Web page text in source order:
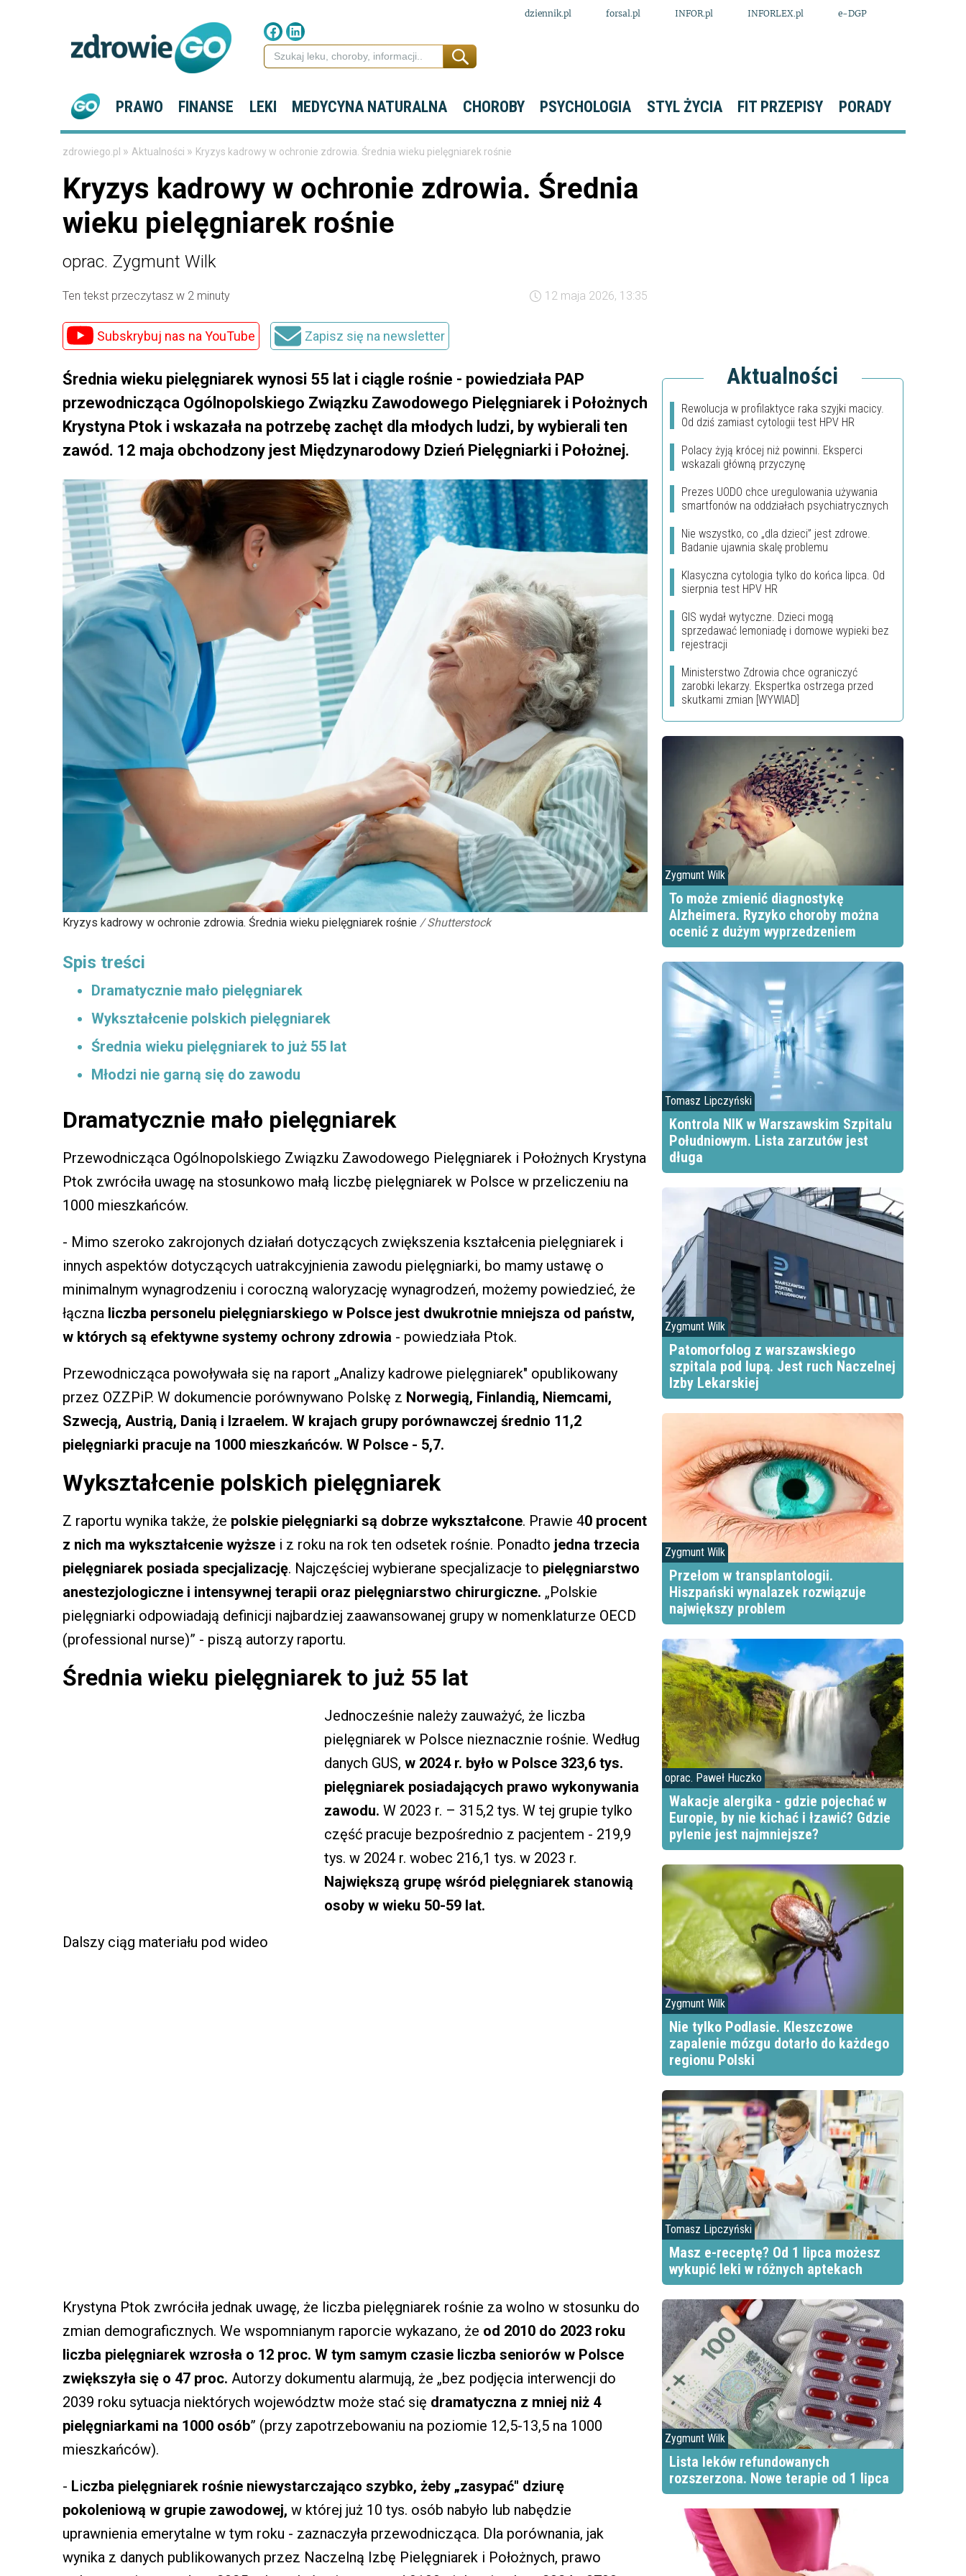
dziennik.pl forsal.pl INFOR.pl INFORLEX.pl e-DGP
PRAWO FINANSE LEKI MEDYCYNA NATURALNA CHOROBY PSYCHOLOGIA STYL ŻYCIA FIT PRZEPISY PORADY
zdrowiego.pl » Aktualności » Kryzys kadrowy w ochronie zdrowia. Średnia wieku pielęgniarek rośnie
Kryzys kadrowy w ochronie zdrowia. Średnia
wieku pielęgniarek rośnie
oprac. Zygmunt Wilk
Ten tekst przeczytasz w 2 minuty 12 maja 2026, 13:35
Subskrybuj nas na YouTube Zapisz się na newsletter
Średnia wieku pielęgniarek wynosi 55 lat i ciągle rośnie - powiedziała PAP
przewodnicząca Ogólnopolskiego Związku Zawodowego Pielęgniarek i Położnych
Krystyna Ptok i wskazała na potrzebę zachęt dla młodych ludzi, by wybierali ten
zawód. 12 maja obchodzony jest Międzynarodowy Dzień Pielęgniarki i Położnej.
Kryzys kadrowy w ochronie zdrowia. Średnia wieku pielęgniarek rośnie / Shutterstock
Spis treści
Dramatycznie mało pielęgniarek
Wykształcenie polskich pielęgniarek
Średnia wieku pielęgniarek to już 55 lat
Młodzi nie garną się do zawodu
Dramatycznie mało pielęgniarek
Przewodnicząca Ogólnopolskiego Związku Zawodowego Pielęgniarek i Położnych Krystyna
Ptok zwróciła uwagę na stosunkowo małą liczbę pielęgniarek w Polsce w przeliczeniu na
1000 mieszkańców.
- Mimo szeroko zakrojonych działań dotyczących zwiększenia kształcenia pielęgniarek i
innych aspektów dotyczących uatrakcyjnienia zawodu pielęgniarki, bo mamy ustawę o
minimalnym wynagrodzeniu i coroczną waloryzację wynagrodzeń, możemy powiedzieć, że
łączna liczba personelu pielęgniarskiego w Polsce jest dwukrotnie mniejsza od państw,
w których są efektywne systemy ochrony zdrowia - powiedziała Ptok.
Przewodnicząca powoływała się na raport „Analizy kadrowe pielęgniarek" opublikowany
przez OZZPiP. W dokumencie porównywano Polskę z Norwegią, Finlandią, Niemcami,
Szwecją, Austrią, Danią i Izraelem. W krajach grupy porównawczej średnio 11,2
pielęgniarki pracuje na 1000 mieszkańców. W Polsce - 5,7.
Wykształcenie polskich pielęgniarek
Z raportu wynika także, że polskie pielęgniarki są dobrze wykształcone. Prawie 40 procent
z nich ma wykształcenie wyższe i z roku na rok ten odsetek rośnie. Ponadto jedna trzecia
pielęgniarek posiada specjalizację. Najczęściej wybierane specjalizacje to pielęgniarstwo
anestezjologiczne i intensywnej terapii oraz pielęgniarstwo chirurgiczne. „Polskie
pielęgniarki odpowiadają definicji najbardziej zaawansowanej grupy w nomenklaturze OECD
(professional nurse)” - piszą autorzy raportu.
Średnia wieku pielęgniarek to już 55 lat
Jednocześnie należy zauważyć, że liczba
pielęgniarek w Polsce nieznacznie rośnie. Według
danych GUS, w 2024 r. było w Polsce 323,6 tys.
pielęgniarek posiadających prawo wykonywania
zawodu. W 2023 r. – 315,2 tys. W tej grupie tylko
część pracuje bezpośrednio z pacjentem - 219,9
tys. w 2024 r. wobec 216,1 tys. w 2023 r.
Największą grupę wśród pielęgniarek stanowią
osoby w wieku 50-59 lat.
Dalszy ciąg materiału pod wideo
Krystyna Ptok zwróciła jednak uwagę, że liczba pielęgniarek rośnie za wolno w stosunku do
zmian demograficznych. We wspomnianym raporcie wykazano, że od 2010 do 2023 roku
liczba pielęgniarek wzrosła o 12 proc. W tym samym czasie liczba seniorów w Polsce
zwiększyła się o 47 proc. Autorzy dokumentu alarmują, że „bez podjęcia interwencji do
2039 roku sytuacja niektórych województw może stać się dramatyczna z mniej niż 4
pielęgniarkami na 1000 osób” (przy zapotrzebowaniu na poziomie 12,5-13,5 na 1000
mieszkańców).
- Liczba pielęgniarek rośnie niewystarczająco szybko, żeby „zasypać" dziurę
pokoleniową w grupie zawodowej, w której już 10 tys. osób nabyło lub nabędzie
uprawnienia emerytalne w tym roku - zaznaczyła przewodnicząca. Dla porównania, jak
wynika z danych publikowanych przez Naczelną Izbę Pielęgniarek i Położnych, prawo
Aktualności
Rewolucja w profilaktyce raka szyjki macicy.
Od dziś zamiast cytologii test HPV HR
Polacy żyją krócej niż powinni. Eksperci
wskazali główną przyczynę
Prezes UODO chce uregulowania używania
smartfonów na oddziałach psychiatrycznych
Nie wszystko, co „dla dzieci” jest zdrowe.
Badanie ujawnia skalę problemu
Klasyczna cytologia tylko do końca lipca. Od
sierpnia test HPV HR
GIS wydał wytyczne. Dzieci mogą
sprzedawać lemoniadę i domowe wypieki bez
rejestracji
Ministerstwo Zdrowia chce ograniczyć
zarobki lekarzy. Ekspertka ostrzega przed
skutkami zmian [WYWIAD]
Zygmunt Wilk
To może zmienić diagnostykę
Alzheimera. Ryzyko choroby można
ocenić z dużym wyprzedzeniem
Tomasz Lipczyński
Kontrola NIK w Warszawskim Szpitalu
Południowym. Lista zarzutów jest
długa
Zygmunt Wilk
Patomorfolog z warszawskiego
szpitala pod lupą. Jest ruch Naczelnej
Izby Lekarskiej
Zygmunt Wilk
Przełom w transplantologii.
Hiszpański wynalazek rozwiązuje
największy problem
oprac. Paweł Huczko
Wakacje alergika - gdzie pojechać w
Europie, by nie kichać i łzawić? Gdzie
pylenie jest najmniejsze?
Zygmunt Wilk
Nie tylko Podlasie. Kleszczowe
zapalenie mózgu dotarło do każdego
regionu Polski
Tomasz Lipczyński
Masz e-receptę? Od 1 lipca możesz
wykupić leki w różnych aptekach
Zygmunt Wilk
Lista leków refundowanych
rozszerzona. Nowe terapie od 1 lipca